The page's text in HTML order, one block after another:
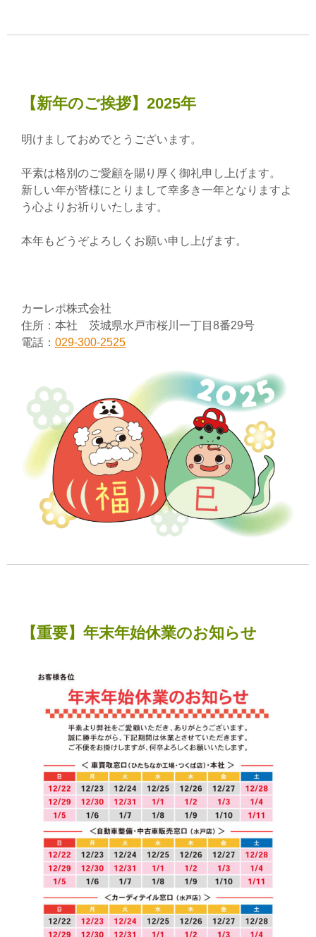
【新年のご挨拶】2025年
明けましておめでとうございます。
平素は格別のご愛顧を賜り厚く御礼申し上げます。
新しい年が皆様にとりまして幸多き一年となりますよ
う心よりお祈りいたします。
本年もどうぞよろしくお願い申し上げます。
カーレポ株式会社
住所：本社 茨城県水戸市桜川一丁目8番29号
電話： 029-300-2525
【重要】年末年始休業のお知らせ